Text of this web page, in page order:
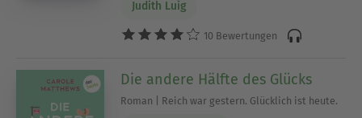
Judith Luig
10 Bewertungen
Die andere Hälfte des Glücks
Roman | Reich war gestern. Glücklich ist heute.